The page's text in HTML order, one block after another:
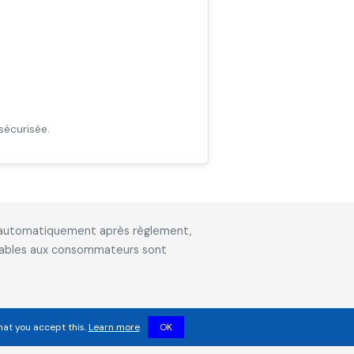
après règlement,
aux consommateurs sont
you accept this.Learn more OK